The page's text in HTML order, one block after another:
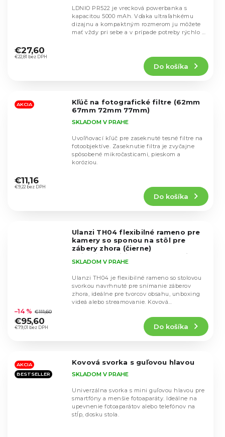
hodnotenie
produktu
hviezdičiek.
€22,81 bez DPH
€27,60
Do košíka
LDNIO PR522 je vrecková powerbanka s
kapacitou 5000 mAh. Vďaka ultraľahkému
dizajnu a kompaktným rozmerom ju môžete
mať vždy pri sebe a v prípade potreby rýchlo a
AKCIA
Kľúč na fotografické filtre (62mm
67mm 72mm 77mm)
hodnotenie
produktu
SKLADOM V PRAHE
€9,22 bez DPH
€11,16
Do košíka
Uvoľňovací kľúč pre zaseknuté tesné filtre na
fotoobjektíve. Zaseknutie filtra je zvyčajne
spôsobené mikročasticami, pieskom a
koróziou.
Ulanzi TH04 flexibilné rameno pre
kamery so sponou na stôl pre
zábery zhora (čierne)
Najobľúbenejšie rameno medzi
našimi zákazníkmi
hodnotenie
produktu
je
hviezdičiek.
SKLADOM V PRAHE
€79,01 bez DPH
–14 % €111,60
€95,60
Do košíka
Ulanzi TH04 je flexibilné rameno so stolovou
svorkou navrhnuté pre snímanie záberov
zhora, ideálne pre tvorcov obsahu, unboxing
videá alebo streamovanie. Kovová
AKCIA
BESTSELLER
Kovová svorka s guľovou hlavou
SKLADOM V PRAHE
Univerzálna svorka s mini guľovou hlavou pre
smartfóny a menšie fotoaparáty. Ideálne na
upevnenie fotoaparátov alebo telefónov na
stĺp, dosku stola.